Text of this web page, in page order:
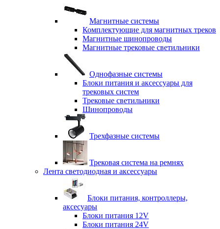
Магнитные системы
Комплектующие для магнитных треков
Магнитные шинопроводы
Магнитные трековые светильники
Однофазные системы
Блоки питания и аксессуары для
трековых систем
Трековые светильники
Шинопроводы
Трехфазные системы
Трековая система на ремнях
Лента светодиодная и аксессуары
Блоки питания, контроллеры,
аксесуары
Блоки питания 12V
Блоки питания 24V